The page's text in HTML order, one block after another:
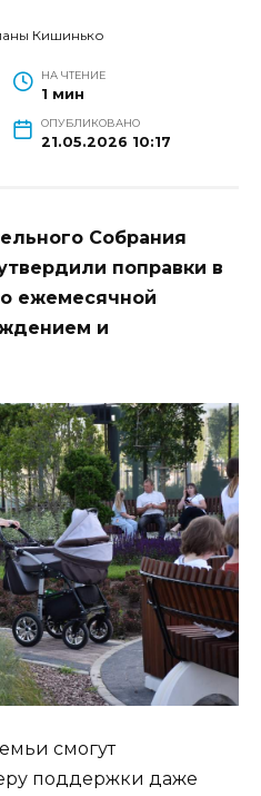
Кишинько
НА ЧТЕНИЕ
1 мин
ОПУБЛИКОВАНО
21.05.2026 10:17
Собрания
поправки в
ежемесячной
и
смогут
поддержки даже